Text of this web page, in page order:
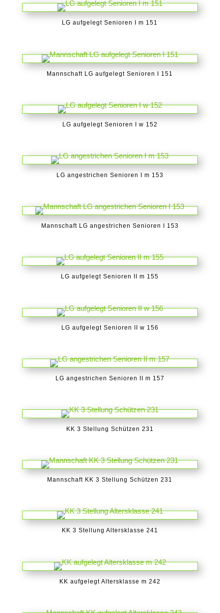
LG aufgelegt Senioren I m 151
Mannschaft LG aufgelegt Senioren I 151
LG aufgelegt Senioren I w 152
LG angestrichen Senioren I m 153
Mannschaft LG angestrichen Senioren I 153
LG aufgelegt Senioren II m 155
LG aufgelegt Senioren II w 156
LG angestrichen Senioren II m 157
KK 3 Stellung Schützen 231
Mannschaft KK 3 Stellung Schützen 231
KK 3 Stellung Altersklasse 241
KK aufgelegt Altersklasse m 242